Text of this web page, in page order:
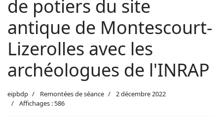
de potiers du site
antique de Montescourt-
Lizerolles avec les
archéologues de l'INRAP
eipbdp Remontées de séance
2 décembre 2022
Affichages : 586